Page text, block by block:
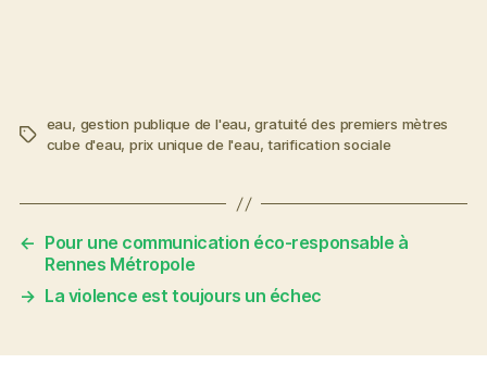
Étiquettes
eau, gestion publique de l'eau,gratuité des premiers mètres
cube d'eau, prix unique de l'eau,tarification sociale
← Pour une communication éco-responsable à
Rennes Métropole
→ La violence est toujours un échec